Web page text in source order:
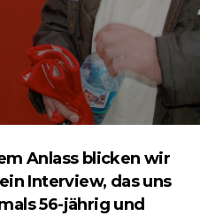
Anlass blicken wir
Interview, das uns
56-jährig und